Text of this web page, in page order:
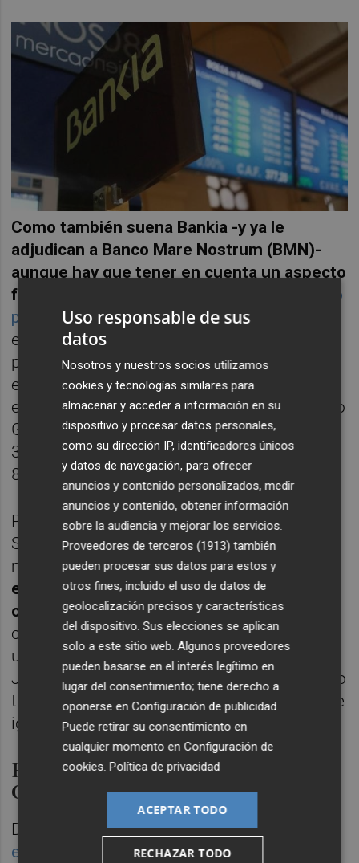
Como también suena Bankia -y ya le
adjudican a Banco Mare Nostrum (BMN)-
aunque hay que tener en cuenta un aspecto
fundamental
hasta el 30 de junio de 2017 no
puede adquirir entidad alguna. Así lo firmó en
el Memorándum de Entendimiento (MoU)
para recibir las multimillonarias ayudas y
evitar males mayores en el sector bancario
español. El banco presidido por José Ignacio
Goirigolzarri presenta una caída anual del
32% y su valor en bolsa ha bajado hasta los
8.385 millones de euros.
Prácticamente lo mismo pierde Banco
Sabadell, pero eso sí con una capitalización
menor (6.184 millones de euros),una de las
entidades más expuestas al 'Brexit' por
cuanto tienen al TSB inglés. "Lo
contemplamos con la misma filosofía que
una bajada del dólar", advirtió su presidente
Josep Oliu una semana antes del inesperado
triunfo del 'sí' pero el mercado no lo entiende
igual.
Relevo en la presidencia de
CaixaBank
De igual a Jordi Gual,el nuevo presidente no
ejecutivo de CaixaBank relevando al histórico
Uso responsable de sus
datos
Nosotros y nuestros socios utilizamos
cookies y tecnologías similares para
almacenar y acceder a información en su
dispositivo y procesar datos personales,
como su dirección IP, identificadores únicos
y datos de navegación, para ofrecer
anuncios y contenido personalizados, medir
anuncios y contenido, obtener información
sobre la audiencia y mejorar los servicios.
Proveedores de terceros (1913) también
pueden procesar sus datos para estos y
otros fines, incluido el uso de datos de
geolocalización precisos y características
del dispositivo. Sus elecciones se aplican
solo a este sitio web. Algunos proveedores
pueden basarse en el interés legítimo en
lugar del consentimiento; tiene derecho a
oponerse enConfiguración de publicidad.
Puede retirar su consentimiento en
cualquier momento enConfiguración de
cookies.Política de privacidad
ACEPTAR TODO
RECHAZAR TODO